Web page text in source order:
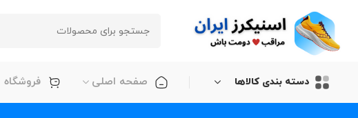
دسته بندی کالاها صفحه اصلی فروشگاه